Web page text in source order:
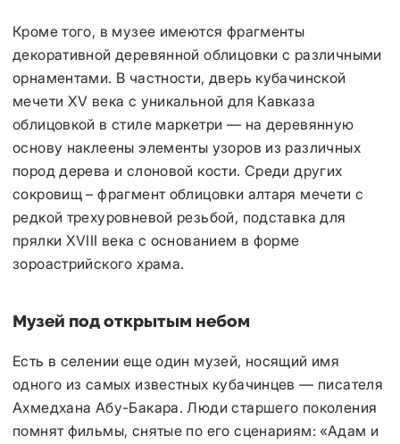
Кроме того, в музее имеются фрагменты
декоративной деревянной облицовки с различными
орнаментами. В частности, дверь кубачинской
мечети XV века с уникальной для Кавказа
облицовкой в стиле маркетри — на деревянную
основу наклеены элементы узоров из различных
пород дерева и слоновой кости. Среди других
сокровищ – фрагмент облицовки алтаря мечети с
редкой трехуровневой резьбой, подставка для
прялки XVIII века с основанием в форме
зороастрийского храма.
Музей под открытым небом
Есть в селении еще один музей, носящий имя
одного из самых известных кубачинцев — писателя
Ахмедхана Абу-Бакара. Люди старшего поколения
помнят фильмы, снятые по его сценариям: «Адам и